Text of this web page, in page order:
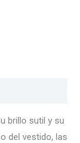
brillo sutil y su
del vestido, las